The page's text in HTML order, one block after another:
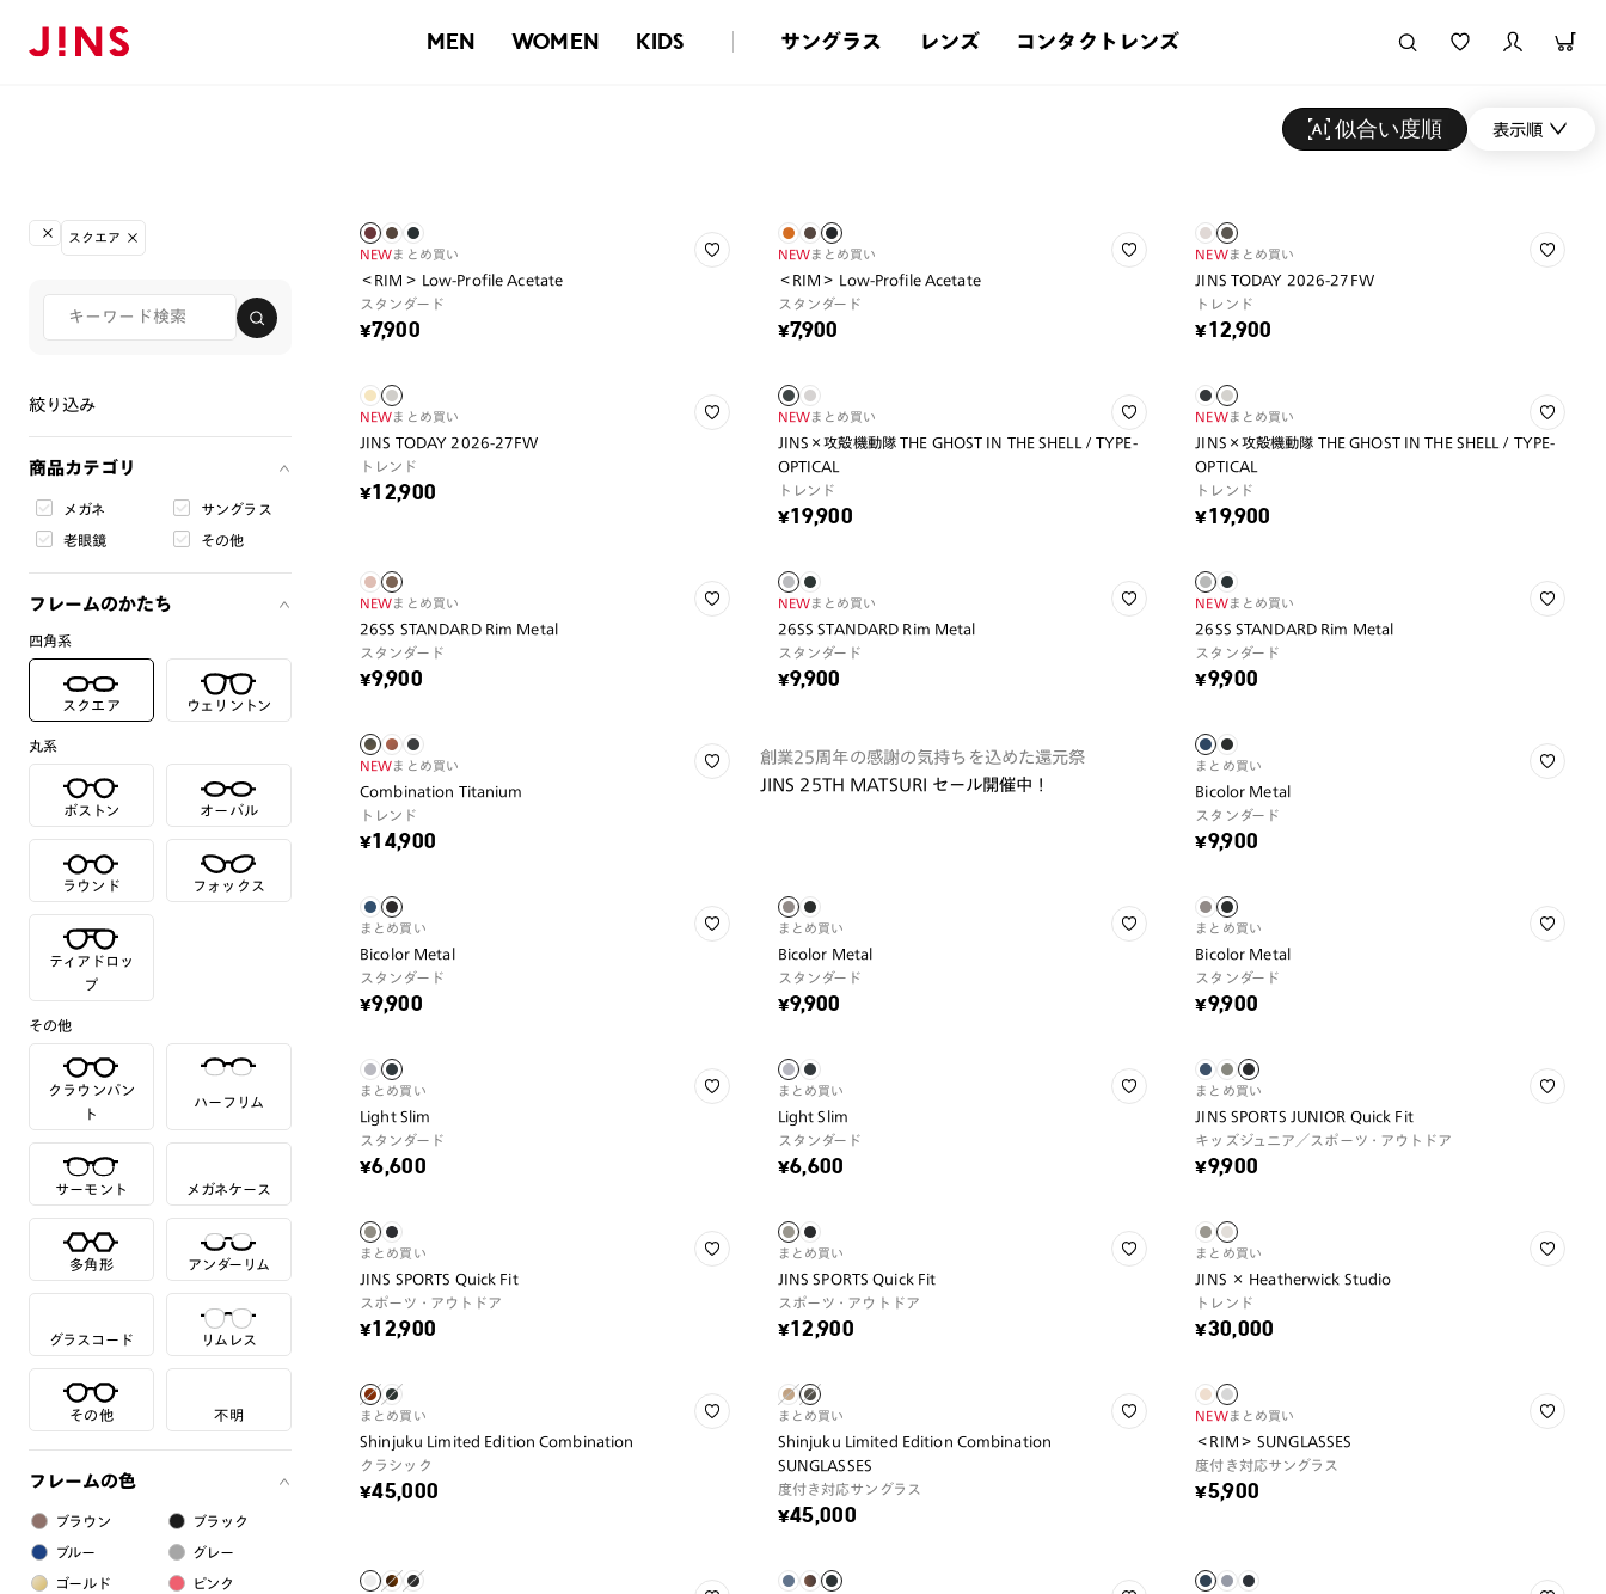
MEN WOMEN KIDS サングラス レンズ コンタクトレンズ
似合い度順 表示順
スクエア
絞り込み
商品カテゴリ
メガネ サングラス
老眼鏡 その他
フレームのかたち
四角系
スクエア ウェリントン
丸系
ボストン オーバル
ラウンド フォックス
ティアドロッ
プ
その他
クラウンパン
ト
ハーフリム
サーモント メガネケース
多角形 アンダーリム
グラスコード リムレス
その他 不明
フレームの色
ブラウン ブラック
ブルー グレー
ゴールド ピンク
NEWまとめ買い
＜RIM＞ Low-Profile Acetate
スタンダード
¥7,900
NEWまとめ買い
＜RIM＞ Low-Profile Acetate
スタンダード
¥7,900
NEWまとめ買い
JINS TODAY 2026-27FW
トレンド
¥12,900
NEWまとめ買い
JINS TODAY 2026-27FW
トレンド
¥12,900
NEWまとめ買い
JINS×攻殻機動隊 THE GHOST IN THE SHELL / TYPE-
OPTICAL
トレンド
¥19,900
NEWまとめ買い
JINS×攻殻機動隊 THE GHOST IN THE SHELL / TYPE-
OPTICAL
トレンド
¥19,900
NEWまとめ買い
26SS STANDARD Rim Metal
スタンダード
¥9,900
NEWまとめ買い
26SS STANDARD Rim Metal
スタンダード
¥9,900
NEWまとめ買い
26SS STANDARD Rim Metal
スタンダード
¥9,900
NEWまとめ買い
Combination Titanium
トレンド
¥14,900
創業25周年の感謝の気持ちを込めた還元祭
JINS 25TH MATSURI セール開催中！
まとめ買い
Bicolor Metal
スタンダード
¥9,900
まとめ買い
Bicolor Metal
スタンダード
¥9,900
まとめ買い
Bicolor Metal
スタンダード
¥9,900
まとめ買い
Bicolor Metal
スタンダード
¥9,900
まとめ買い
Light Slim
スタンダード
¥6,600
まとめ買い
Light Slim
スタンダード
¥6,600
まとめ買い
JINS SPORTS JUNIOR Quick Fit
キッズジュニア／スポーツ・アウトドア
¥9,900
まとめ買い
JINS SPORTS Quick Fit
スポーツ・アウトドア
¥12,900
まとめ買い
JINS SPORTS Quick Fit
スポーツ・アウトドア
¥12,900
まとめ買い
JINS × Heatherwick Studio
トレンド
¥30,000
まとめ買い
Shinjuku Limited Edition Combination
クラシック
¥45,000
まとめ買い
Shinjuku Limited Edition Combination
SUNGLASSES
度付き対応サングラス
¥45,000
NEWまとめ買い
＜RIM＞ SUNGLASSES
度付き対応サングラス
¥5,900